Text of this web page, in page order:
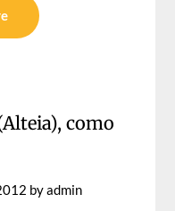
como
byadmin